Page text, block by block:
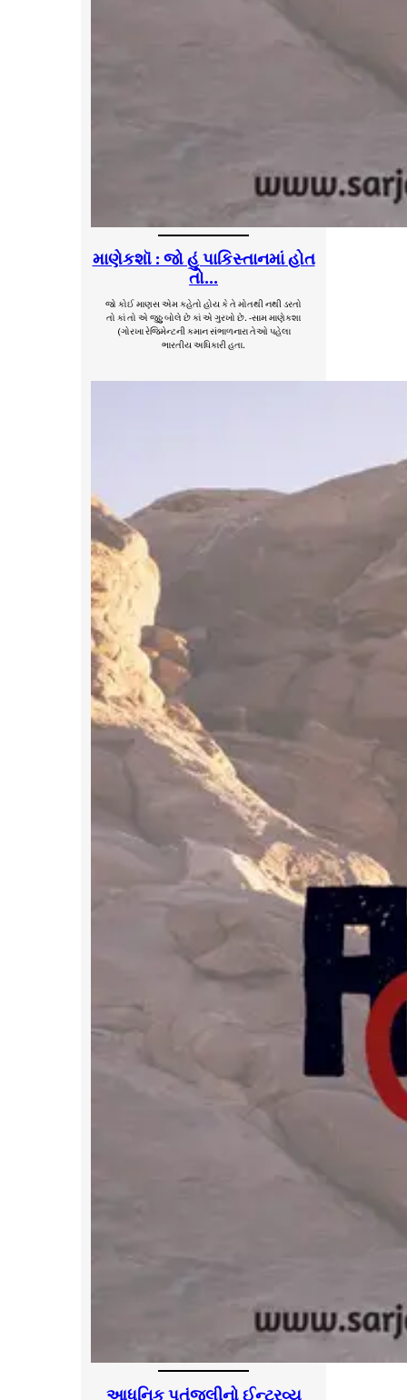
માણેકશૉ : જો હું પાકિસ્તાનમાં હોત
તો…
જો કોઈ માણસ એમ કહેતો હોય કે તે મોતથી નથી ડરતો
તો કાં તો એ જુઠ્ઠુ બોલે છે કાં એ ગુરખો છે. -સામ માણેકશા
(ગોરખા રેજિમેન્ટની કમાન સંભાળનારા તેઓ પહેલા
ભારતીય અધિકારી હતા.
આધુનિક પતંજલીનો ઈન્ટરવ્યૂ